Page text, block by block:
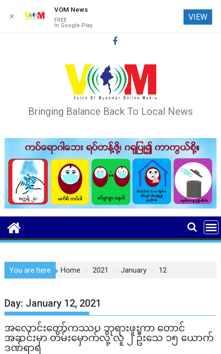
Bringing Balance Back To Local News
You are here Home 2021 January 12
Day: January 12, 2021
အလောင်းတော်ကဿပ ဘုရားဖူးကာ တောင်
အဆင်းမှာ တိမ်းမှောက်လို့ လူ ၂ ဦးသေ ၁၅ ယောက်
ဒဏ်ရာရ
✕
VOM News
FREE
In Google Play
VIEW